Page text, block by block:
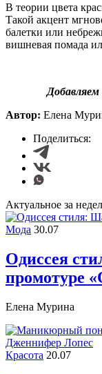
В теории цвета
Такой акцент
балетки или
вишневая помада
Добавляем
Автор: Елена
Поделиться:
Актуальное за
Мода 30.07
Одиссея
промотуре
Елена Мурина
Красота 20.07